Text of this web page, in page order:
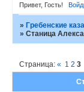
Привет, Гость!
»Гребенские
»Станица
Страница:« 1 2 3